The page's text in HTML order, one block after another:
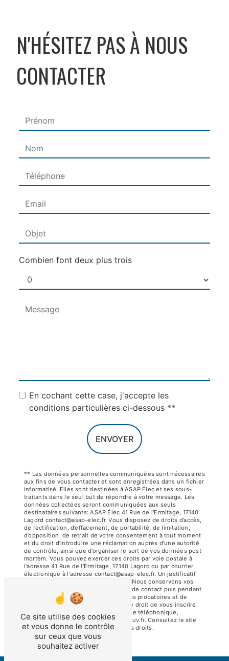
N'HÉSITEZ PAS À NOUS
CONTACTER
Combien font deux plus trois
En cochant cette case, j'accepte les
conditions particulières ci-dessous **
ENVOYER
** Les données personnelles communiquées sont nécessaires
aux fins de vous contacter et sont enregistrées dans un fichier
informatisé. Elles sont destinées à ASAP Élec et ses sous-
traitants dans le seul but de répondre à votre message. Les
données collectées seront communiquées aux seuls
destinataires suivants: ASAP Élec 41 Rue de l'Ermitage, 17140
Lagord contact@asap-elec.fr. Vous disposez de droits d’accès,
de rectification, d’effacement, de portabilité, de limitation,
d’opposition, de retrait de votre consentement à tout moment
et du droit d’introduire une réclamation auprès d’une autorité
de contrôle, ainsi que d’organiser le sort de vos données post-
mortem. Vous pouvez exercer ces droits par voie postale à
l'adresse 41 Rue de l'Ermitage, 17140 Lagord ou par courrier
électronique à l'adresse contact@asap-elec.fr. Un justificatif
d'identité pourra vous être demandé. Nous conservons vos
données pendant la période de prise de contact puis pendant
la durée de prescription légale aux fins probatoires et de
gestion des contentieux. Vous avez le droit de vous inscrire
sur la liste d'opposition au démarchage téléphonique,
disponible à cette adresse: Bloctel.gouv.fr. Consultez le site
cnil.fr pour plus d’informations sur vos droits.
Ce site utilise des cookies
et vous donne le contrôle
sur ceux que vous
souhaitez activer